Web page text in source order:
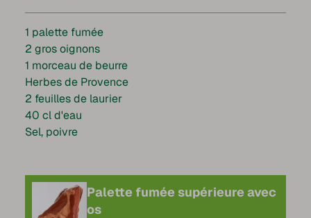
1 palette fumée
2 gros oignons
1 morceau de beurre
Herbes de Provence
2 feuilles de laurier
40 cl d'eau
Sel, poivre
Palette fumée supérieure avec
os